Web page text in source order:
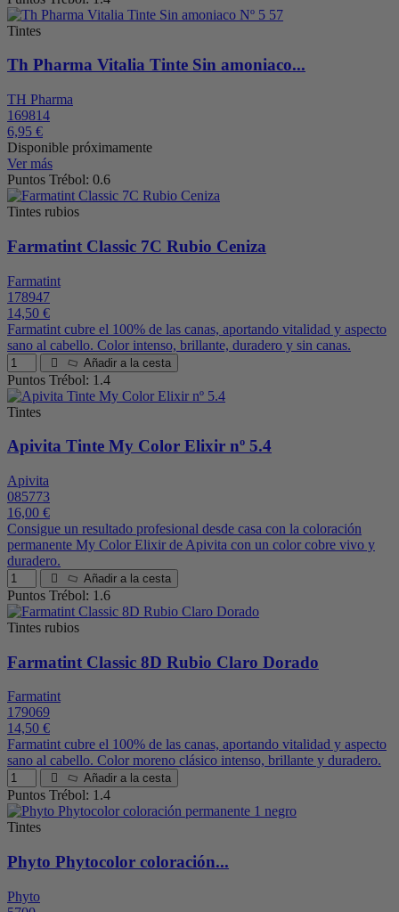
Tintes
Th Pharma Vitalia Tinte Sin amoniaco...
TH Pharma
169814
6,95 €
Disponible próximamente
Ver más
Puntos Trébol: 0.6
Tintes rubios
Farmatint Classic 7C Rubio Ceniza
Farmatint
178947
14,50 €
Farmatint cubre el 100% de las canas, aportando vitalidad y aspecto
sano al cabello. Color intenso, brillante, duradero y sin canas.
Añadir a la cesta
Puntos Trébol: 1.4
Tintes
Apivita Tinte My Color Elixir nº 5.4
Apivita
085773
16,00 €
Consigue un resultado profesional desde casa con la coloración
permanente My Color Elixir de Apivita con un color cobre vivo y
duradero.
Añadir a la cesta
Puntos Trébol: 1.6
Tintes rubios
Farmatint Classic 8D Rubio Claro Dorado
Farmatint
179069
14,50 €
Farmatint cubre el 100% de las canas, aportando vitalidad y aspecto
sano al cabello. Color moreno clásico intenso, brillante y duradero.
Añadir a la cesta
Puntos Trébol: 1.4
Tintes
Phyto Phytocolor coloración...
Phyto